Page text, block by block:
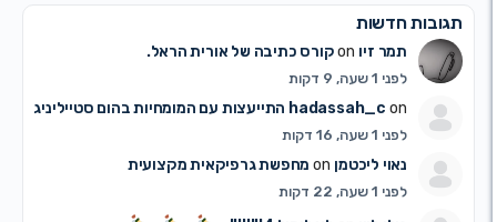
חדשות
תמר זיוon קורס כתיבה של אורית הראל.
לפני 1 שעה, 9 דקות
hadassah_con התייעצות עם המומחיות בהום סטייליניג
לפני 1 שעה, 16 דקות
נאוי ליכטמןon מחפשת גרפיקאית מקצועית
לפני 1 שעה, 22 דקות